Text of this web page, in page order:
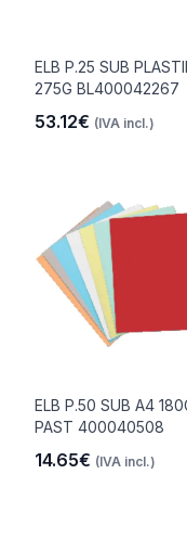
ELB P.25 SUB
275G BL400042267
53.12€ (IVA incl.)
ELB P.50 SUB A4
PAST 400040508
14.65€ (IVA incl.)